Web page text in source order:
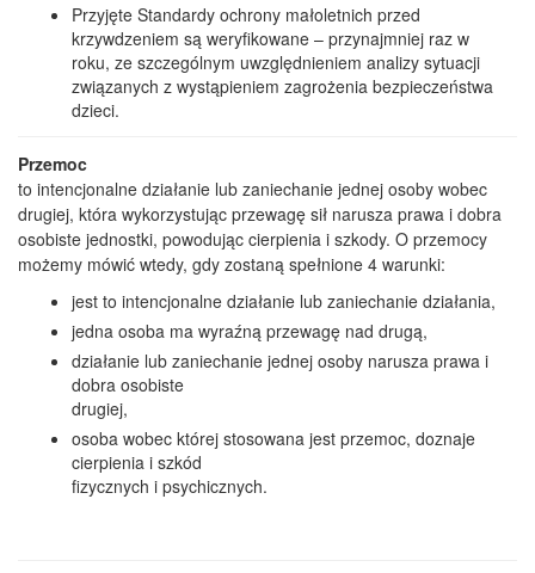
Przyjęte Standardy ochrony małoletnich przed
krzywdzeniem są weryfikowane – przynajmniej raz w
roku, ze szczególnym uwzględnieniem analizy sytuacji
związanych z wystąpieniem zagrożenia bezpieczeństwa
dzieci.
Przemoc
to intencjonalne działanie lub zaniechanie jednej osoby wobec
drugiej, która wykorzystując przewagę sił narusza prawa i dobra
osobiste jednostki, powodując cierpienia i szkody. O przemocy
możemy mówić wtedy, gdy zostaną spełnione 4 warunki:
jest to intencjonalne działanie lub zaniechanie działania,
jedna osoba ma wyraźną przewagę nad drugą,
działanie lub zaniechanie jednej osoby narusza prawa i
dobra osobiste
drugiej,
osoba wobec której stosowana jest przemoc, doznaje
cierpienia i szkód
fizycznych i psychicznych.